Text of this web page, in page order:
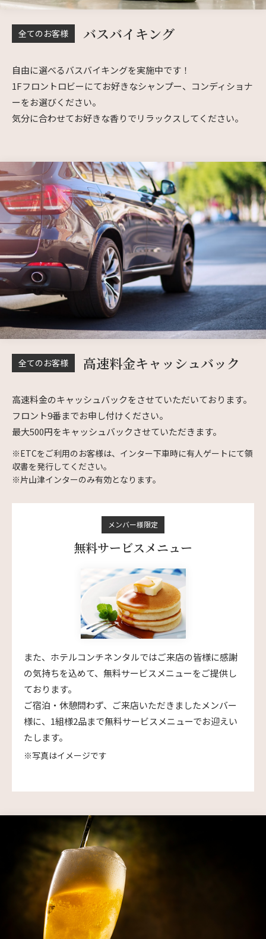
全てのお客様 バスバイキング
自由に選べるバスバイキングを実施中です！
1Fフロントロビーにてお好きなシャンプー、コンディショナ
ーをお選びください。
気分に合わせてお好きな香りでリラックスしてください。
全てのお客様 高速料金キャッシュバック
高速料金のキャッシュバックをさせていただいております。
フロント9番までお申し付けください。
最大500円をキャッシュバックさせていただきます。
※ETCをご利用のお客様は、インター下車時に有人ゲートにて領
収書を発行してください。
※片山津インターのみ有効となります。
メンバー様限定
無料サービスメニュー
また、ホテルコンチネンタルではご来店の皆様に感謝
の気持ちを込めて、無料サービスメニューをご提供し
ております。
ご宿泊・休憩問わず、ご来店いただきましたメンバー
様に、1組様2品まで無料サービスメニューでお迎えい
たします。
※写真はイメージです